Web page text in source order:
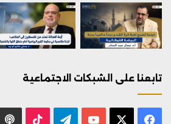
تابعنا على الشبكات الاجتماعية
فيسبوك يوتيوب تيلقرام ‫TikTok